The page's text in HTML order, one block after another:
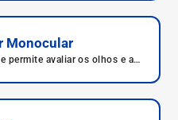
Monocular
permite avaliar os olhos e as